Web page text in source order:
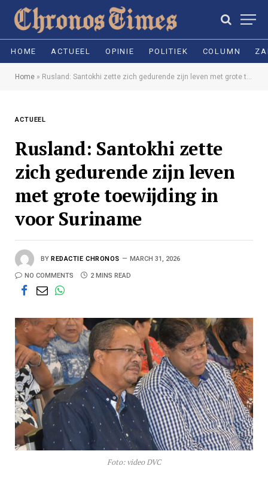
HOME ACTUEEL OPINIE POLITIEK COLUMN
Home » Rusland: Santokhi zette zich gedurende zijn leven met grote toewijding in voor Suriname
ACTUEEL
Rusland: Santokhi zette
zich gedurende zijn leven
met grote toewijding in
voor Suriname
BY REDACTIE CHRONOS MARCH 31, 2026
NO COMMENTS 2 MINS READ
Foto: video DVC